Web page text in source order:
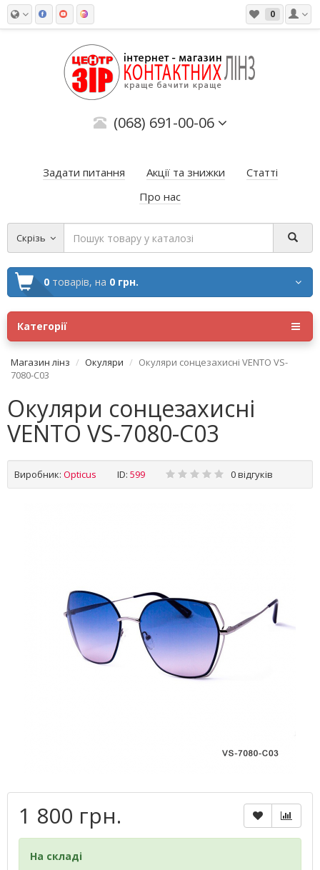
0
(068) 691-00-06
Задати питання Акції та знижки
Статті
Про нас
Скрізь
0 товарів, на 0 грн.
Категорії
Магазин лінз Окуляри
Окуляри сонцезахисні VENTO VS-
7080-C03
Окуляри сонцезахисні
VENTO VS-7080-C03
Виробник: Opticus ID: 599 0 відгуків
1 800 грн.
На складі